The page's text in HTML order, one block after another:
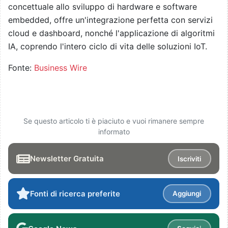
concettuale allo sviluppo di hardware e software
embedded, offre un'integrazione perfetta con servizi
cloud e dashboard, nonché l'applicazione di algoritmi
IA, coprendo l'intero ciclo di vita delle soluzioni IoT.
Fonte: Business Wire
Se questo articolo ti è piaciuto e vuoi rimanere sempre
informato
Newsletter Gratuita Iscriviti
Fonti di ricerca preferite Aggiungi